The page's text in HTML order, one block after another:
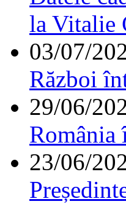
la Vitalie
03/07/
Război
29/06/
România
23/06/